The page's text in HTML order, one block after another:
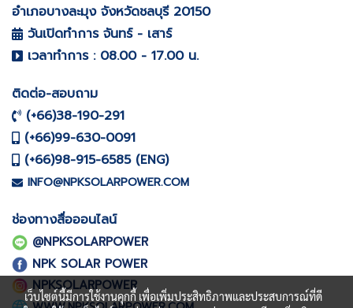
อำเภอบางละมุง จังหวัดชลบุรี 20150
วันเปิดทำการ จันทร์ - เสาร์
เวลาทำการ : 08.00 - 17.00 น.
ติดต่อ-สอบถาม
(+66)38-190-291
(+66)99-630-0091
(+66)98-915-6585 (ENG)
INFO@NPKSOLARPOWER.COM
ช่องทางสื่อออนไลน์
@NPKSOLARPOWER
NPK SOLAR POWER
NPKSOLARPOWER
เว็บไซต์นี้มีการใช้งานคุกกี้ เพื่อเพิ่มประสิทธิภาพและประสบการณ์ที่ดี